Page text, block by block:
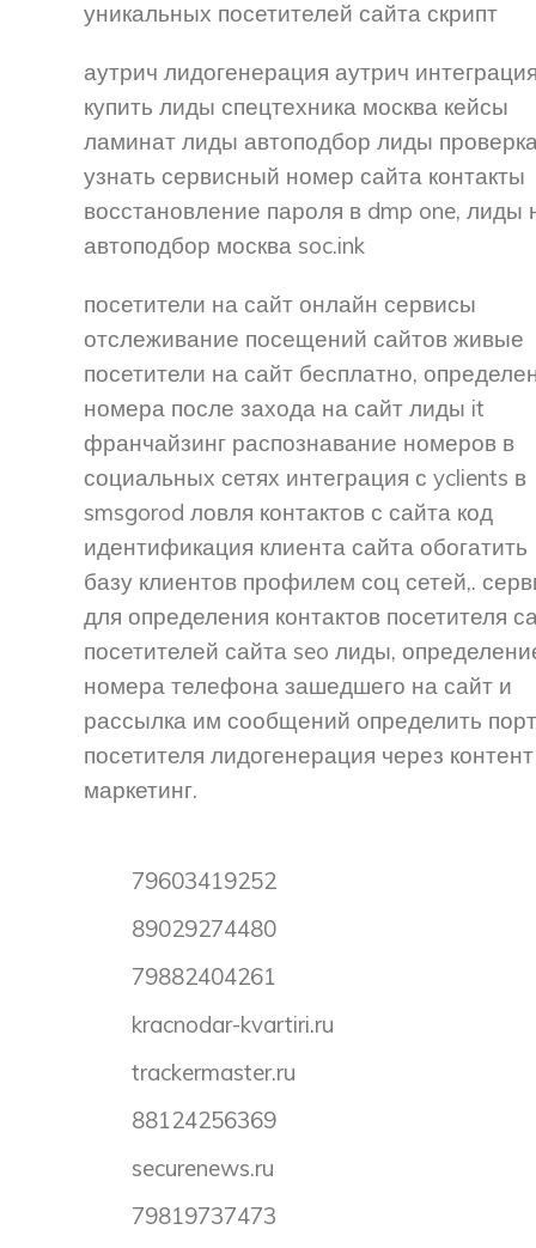
уникальных посетителей сайта скрипт
аутрич лидогенерация аутрич
купить лиды спецтехника москва кейсы
ламинат лиды автоподбор лиды
узнать сервисный номер сайта контакты
восстановление пароля в dmp one, лиды
автоподбор москва soc.ink
посетители на сайт онлайн сервисы
отслеживание посещений сайтов живые
посетители на сайт бесплатно,
номера после захода на сайт лиды it
франчайзинг распознавание номеров в
социальных сетях интеграция с yclients в
smsgorod ловля контактов с сайта код
идентификация клиента сайта обогатить
базу клиентов профилем соц сетей,.
для определения контактов посетителя
посетителей сайта seo лиды,
номера телефона зашедшего на сайт и
рассылка им сообщений определить
посетителя лидогенерация через контент
маркетинг.
79603419252
89029274480
79882404261
kracnodar-kvartiri.ru
trackermaster.ru
88124256369
securenews.ru
79819737473